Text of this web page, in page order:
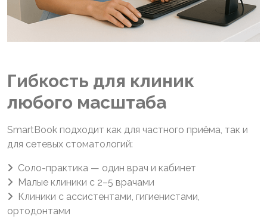
Гибкость для клиник
любого масштаба
SmartBook подходит как для частного приёма, так и
для сетевых стоматологий:
Соло-практика — один врач и кабинет
Малые клиники с 2–5 врачами
Клиники с ассистентами, гигиенистами,
ортодонтами